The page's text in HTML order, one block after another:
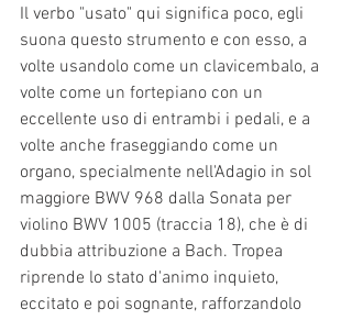
Il verbo "usato" qui significa poco, egli
suona questo strumento e con esso, a
volte usandolo come un clavicembalo, a
volte come un fortepiano con un
eccellente uso di entrambi i pedali, e a
volte anche fraseggiando come un
organo, specialmente nell'Adagio in sol
maggiore BWV 968 dalla Sonata per
violino BWV 1005 (traccia 18), che è di
dubbia attribuzione a Bach. Tropea
riprende lo stato d'animo inquieto,
eccitato e poi sognante, rafforzandolo